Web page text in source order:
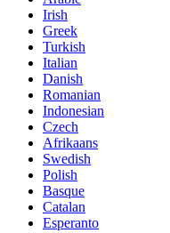
Irish
Greek
Turkish
Italian
Danish
Romanian
Indonesian
Czech
Afrikaans
Swedish
Polish
Basque
Catalan
Esperanto